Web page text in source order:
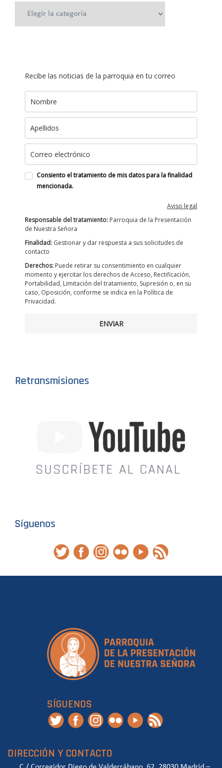
Recibe las noticias de la parroquia en tu correo
Consiento el tratamiento de mis datos para la finalidad
mencionada.
Aviso legal
Responsable del tratamiento: Parroquia de la Presentación
de Nuestra Señora
Finalidad: Gestionar y dar respuesta a sus solicitudes de
contacto
Derechos: Puede retirar su consentimiento en cualquier
momento y ejercitar los derechos de Acceso, Rectificación,
Portabilidad, Limitación del tratamiento, Supresión o, en su
caso, Oposición, conforme se indica en la Política de
Privacidad.
ENVIAR
Retransmisiones
Síguenos
SÍGUENOS
DIRECCIÓN Y CONTACTO